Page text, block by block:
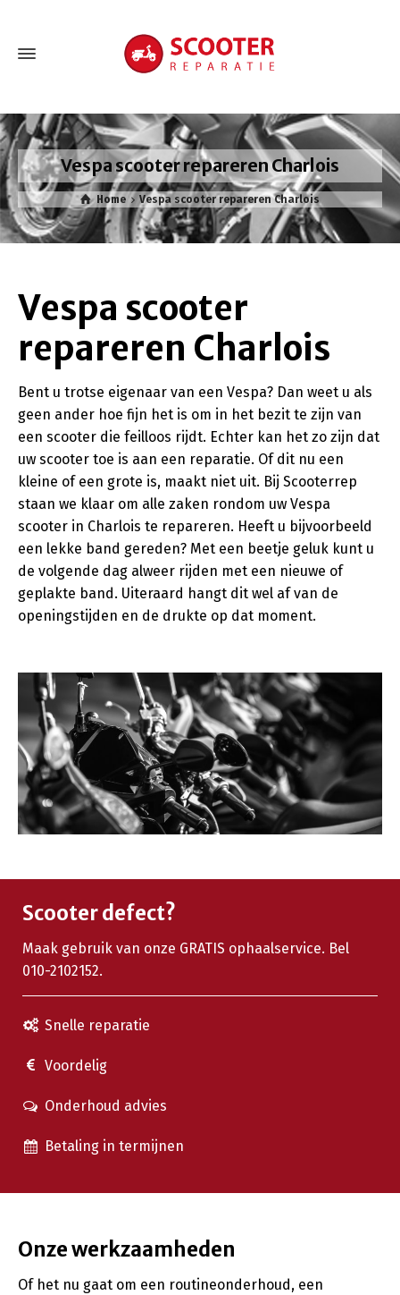
Vespa scooter repareren Charlois
Home Vespa scooter repareren Charlois
Vespa scooter
repareren Charlois
Bent u trotse eigenaar van een Vespa? Dan weet u als
geen ander hoe fijn het is om in het bezit te zijn van
een scooter die feilloos rijdt. Echter kan het zo zijn dat
uw scooter toe is aan een reparatie. Of dit nu een
kleine of een grote is, maakt niet uit. Bij Scooterrep
staan we klaar om alle zaken rondom uw Vespa
scooter in Charlois te repareren. Heeft u bijvoorbeeld
een lekke band gereden? Met een beetje geluk kunt u
de volgende dag alweer rijden met een nieuwe of
geplakte band. Uiteraard hangt dit wel af van de
openingstijden en de drukte op dat moment.
Scooter defect?
Maak gebruik van onze GRATIS ophaalservice. Bel
010-2102152.
Snelle reparatie
Voordelig
Onderhoud advies
Betaling in termijnen
Onze werkzaamheden
Of het nu gaat om een routineonderhoud, een